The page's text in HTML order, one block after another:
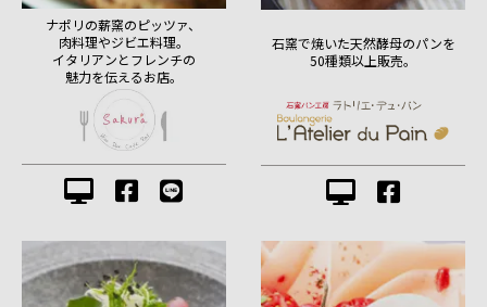
ナポリの薪窯のピッツァ、
肉料理やジビエ料理。
イタリアンとフレンチの
魅力を伝えるお店。
石窯で焼いた天然酵母のパンを
50種類以上販売。